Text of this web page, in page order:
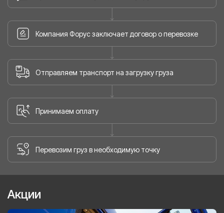
Компания Форус заключает договор о перевозке
Отправляем транспорт на загрузку груза
Принимаем оплату
Перевозим груз в необходимую точку
Акции